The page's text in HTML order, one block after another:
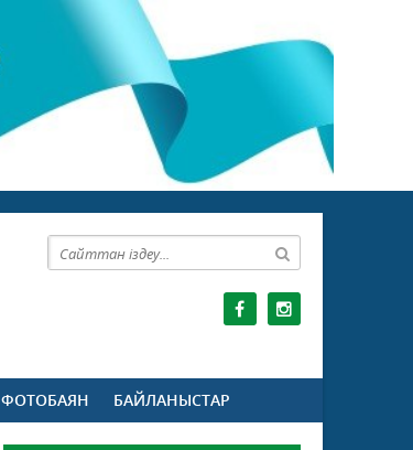
ФОТОБАЯН БАЙЛАНЫСТАР